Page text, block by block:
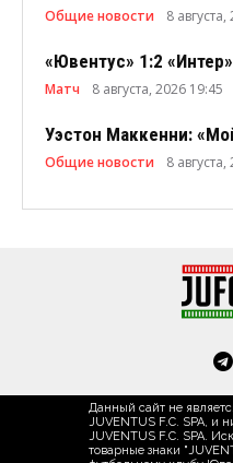
Общие новости 8
«Ювентус» 1:2
Матч 8 августа, 2026 19:45
Уэстон Маккенни:
Общие новости 8
Данный сайт не
JUVENTUS F.C. SPA, и
JUVENTUS F.C. SPA.
товарные знаки